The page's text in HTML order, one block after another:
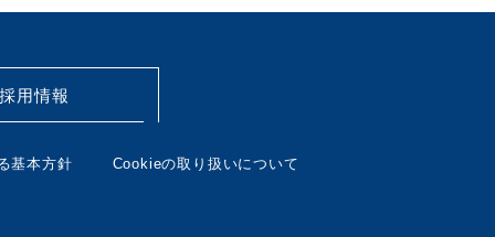
採用情報
基本方針 Cookieの取り扱いについて